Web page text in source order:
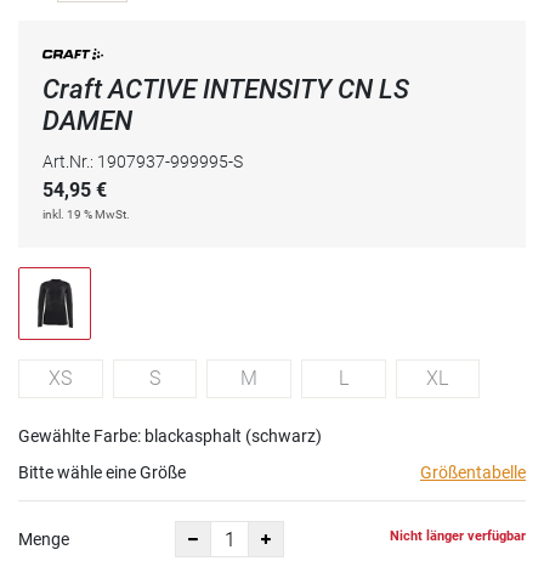
Craft ACTIVE INTENSITY CN LS
DAMEN
Art.Nr.: 1907937-999995-S
54,95 €
inkl. 19 % MwSt.
XS S M L XL
Gewählte Farbe: blackasphalt (schwarz)
Bitte wähle eine Größe
Größentabelle
Menge Nicht länger verfügbar